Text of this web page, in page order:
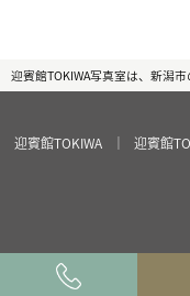
迎賓館TOKIWA写真室は、新潟
迎賓館TOKIWA ｜ 迎賓館